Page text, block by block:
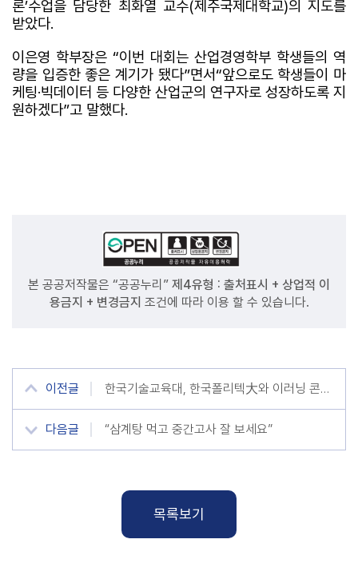
론’수업을 담당한 최화열 교수(제주국제대학교)의 지도를
받았다.
이은영 학부장은 “이번 대회는 산업경영학부 학생들의 역
량을 입증한 좋은 계기가 됐다”면서“앞으로도 학생들이 마
케팅·빅데이터 등 다양한 산업군의 연구자로 성장하도록 지
원하겠다”고 말했다.
본 공공저작물은 “공공누리” 제4유형 : 출처표시 + 상업적 이
용금지 + 변경금지 조건에 따라 이용 할 수 있습니다.
이전글 한국기술교육대, 한국폴리텍大와 이러닝 콘텐츠 공동 개발 협력
다음글 “삼계탕 먹고 중간고사 잘 보세요”
목록보기